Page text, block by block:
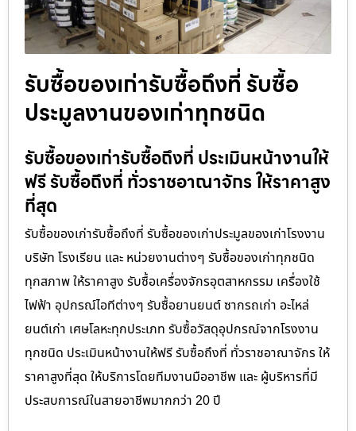
รับซื้อของเก่ารับซื้อถึงที่ รับซื้อ
ประมูลงานของเก่าทุกชนิด
รับซื้อของเก่ารับซื้อถึงที่ ประเมินหน้างานให้
ฟรี รับซื้อถึงที่ ทั่วราชอาณาจักร ให้ราคาสูง
ที่สุด
รับซื้อของเก่ารับซื้อถึงที่ รับซื้อของเก่าประมูลของเก่าโรงงาน
บริษัท โรงเรียน และ หน่วยงานต่างๆ รับซื้อของเก่าทุกชนิด
ทุกสภาพ ให้ราคาสูง รับซื้อเครื่องจักรอุตสาหกรรม เครื่องใช้
ไฟฟ้า อุปกรณ์ไอทีต่างๆ รับซื้อยานยนต์ ซากรถเก่า อะไหล่
ยนต์เก่า เศษโลหะทุกประเภท รับซื้อวัสดุอุปกรณ์จากโรงงาน
ทุกชนิด ประเมินหน้างานให้ฟรี รับซื้อถึงที่ ทั่วราชอาณาจักร ให้
ราคาสูงที่สุด ให้บริการโดยทีมงานมืออาชีพ และ ผู้บริหารที่มี
ประสบการณ์ในสายอาชีพมากกว่า 20 ปี